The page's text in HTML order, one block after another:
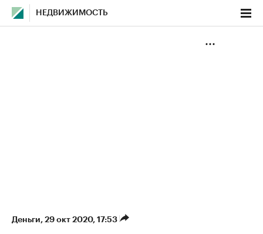
НЕДВИЖИМОСТЬ
Деньги⁠, 29 окт 2020, 17:53